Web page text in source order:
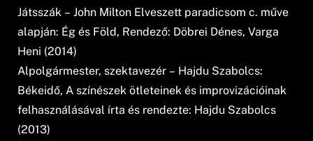
Játsszák – John Milton Elveszett paradicsom c. műve
alapján: Ég és Föld, Rendező: Döbrei Dénes, Varga
Heni (2014)
Alpolgármester, szektavezér – Hajdu Szabolcs:
Békeidő, A színészek ötleteinek és improvizációinak
felhasználásával írta és rendezte: Hajdu Szabolcs
(2013)